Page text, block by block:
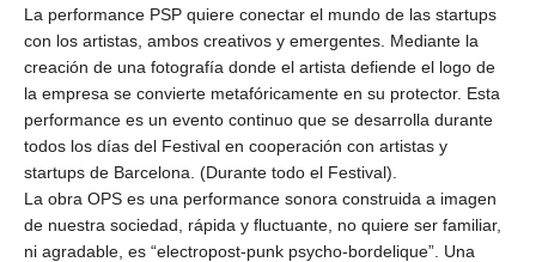
La performance PSP quiere conectar el mundo de las startups
con los artistas, ambos creativos y emergentes. Mediante la
creación de una fotografía donde el artista defiende el logo de
la empresa se convierte metafóricamente en su protector. Esta
performance es un evento continuo que se desarrolla durante
todos los días del Festival en cooperación con artistas y
startups de Barcelona. (Durante todo el Festival).
La obra OPS es una performance sonora construida a imagen
de nuestra sociedad, rápida y fluctuante, no quiere ser familiar,
ni agradable, es “electropost-punk psycho-bordelique”. Una